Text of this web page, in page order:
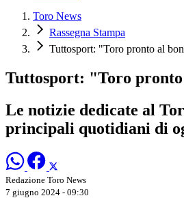
Toro News
Rassegna Stampa
Tuttosport: "Toro pronto al
Tuttosport: "Toro
Le notizie dedicate al
principali quotidiani di
Redazione Toro News
7 giugno 2024 - 09:30